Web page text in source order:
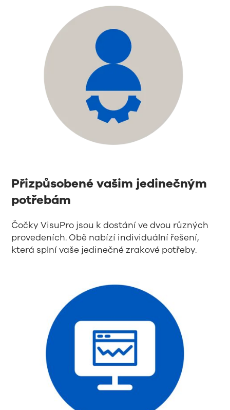
Přizpůsobené vašim jedinečným
potřebám
Čočky VisuPro jsou k dostání ve dvou různých
provedeních. Obě nabízí individuální řešení,
která splní vaše jedinečné zrakové potřeby.